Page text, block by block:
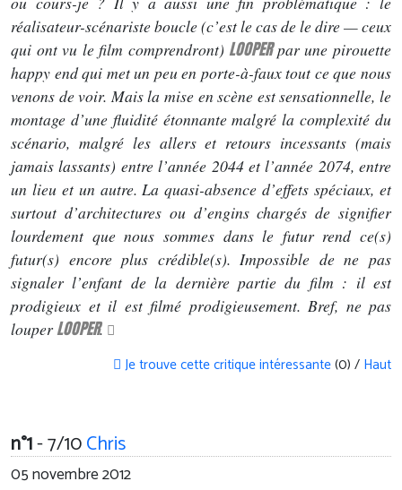
réalisateur-scénariste boucle (c’est le cas de le dire — ceux
qui ont vu le film comprendront)LOOPERpar une pirouette
happy end qui met un peu en porte-à-faux tout ce que nous
venons de voir. Mais la mise en scène est sensationnelle, le
montage d’une fluidité étonnante malgré la complexité du
scénario, malgré les allers et retours incessants (mais
jamais lassants) entre l’année 2044 et l’année 2074, entre
un lieu et un autre. La quasi-absence d’effets spéciaux, et
surtout d’architectures ou d’engins chargés de signifier
lourdement que nous sommes dans le futur rend ce(s)
futur(s) encore plus crédible(s). Impossible de ne pas
signaler l’enfant de la dernière partie du film : il est
prodigieux et il est filmé prodigieusement. Bref, ne pas
louperLOOPER.
Je trouve cette critique intéressante(0) / Haut
n°1- 7/10Chris
05 novembre 2012